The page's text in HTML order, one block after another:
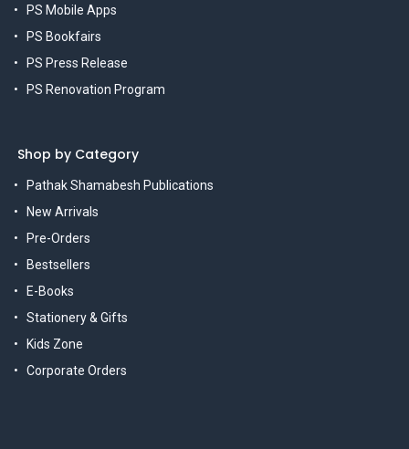
PS Mobile Apps
PS Bookfairs
PS Press Release
PS Renovation Program
Shop by Category
Pathak Shamabesh Publications
New Arrivals
Pre-Orders
Bestsellers
E-Books
Stationery & Gifts
Kids Zone
Corporate Orders